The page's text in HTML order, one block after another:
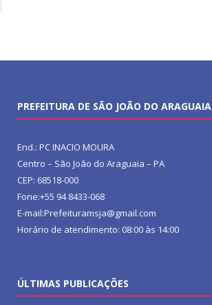
PREFEITURA DE SÃO JOÃO DO ARAGUAIA
End.: PC INACIO MOURA
Centro – São João do Araguaia – PA
CEP: 68518-000
Fone:+55 94 8433-068
E-mail:Prefeituramsja@gmail.com
Horário de atendimento: 08:00 às 14:00
ÚLTIMAS PUBLICAÇÕES